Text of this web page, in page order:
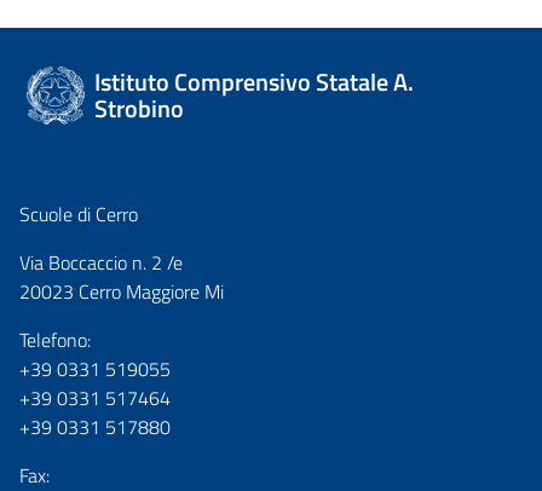
Istituto Comprensivo Statale A.
Strobino
Scuole di Cerro
Via Boccaccio n. 2 /e
20023 Cerro Maggiore Mi
Telefono:
+39 0331 519055
+39 0331 517464
+39 0331 517880
Fax: